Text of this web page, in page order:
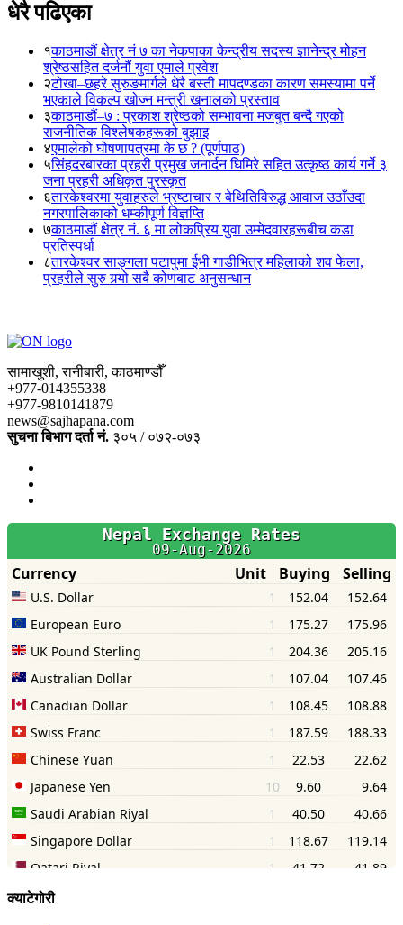
धेरै पढिएका
१काठमाडौं क्षेत्र नं ७ का नेकपाका केन्द्रीय सदस्य ज्ञानेन्द्र मोहन
श्रेष्ठसहित दर्जनौं युवा एमाले प्रवेश
२टोखा–छहरे सुरुङमार्गले धेरै बस्ती मापदण्डका कारण समस्यामा पर्ने
भएकाले विकल्प खोज्न मन्त्री खनालको प्रस्ताव
३काठमाडौं–७ : प्रकाश श्रेष्ठको सम्भावना मजबुत बन्दै गएको
राजनीतिक विश्लेषकहरूको बुझाइ
४एमालेको घोषणापत्रमा के छ ? (पूर्णपाठ)
५सिंहदरबारका प्रहरी प्रमुख जनार्दन घिमिरे सहित उत्कृष्ठ कार्य गर्ने ३
जना प्रहरी अधिकृत पुरस्कृत
६तारकेश्वरमा युवाहरुले भ्रष्टाचार र बेथितिविरुद्ध आवाज उठाँउदा
नगरपालिकाको धम्कीपूर्ण विज्ञप्ति
७काठमाडौं क्षेत्र नं. ६ मा लोकप्रिय युवा उम्मेदवारहरूबीच कडा
प्रतिस्पर्धा
८तारकेश्वर साङ्गला पटापुमा ईभी गाडीभित्र महिलाको शव फेला,
प्रहरीले सुरु गर्‍यो सबै कोणबाट अनुसन्धान
सामाखुशी, रानीबारी, काठमाण्डौँ
+977-014355338
+977-9810141879
news@sajhapana.com
सुचना बिभाग दर्ता नं. ३०५ / ०७२-०७३
क्याटेगोरी